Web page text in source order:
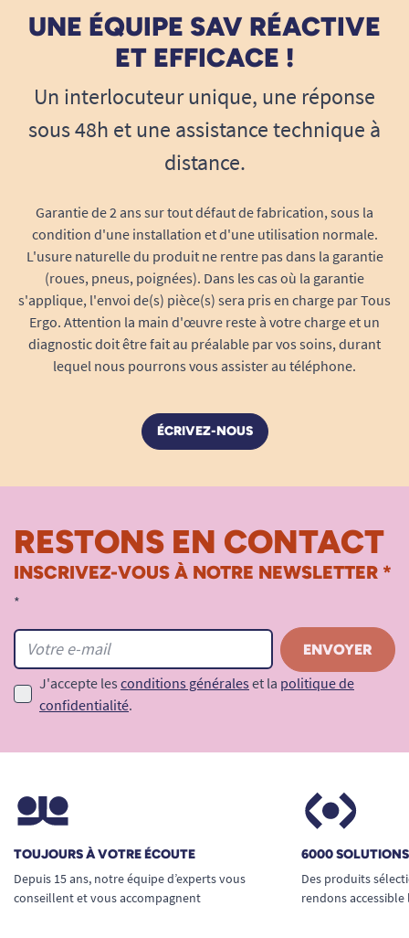
UNE ÉQUIPE SAV RÉACTIVE
ET EFFICACE !
Un interlocuteur unique, une réponse
sous 48h et une assistance technique à
distance.
Garantie de 2 ans sur tout défaut de fabrication, sous la
condition d'une installation et d'une utilisation normale.
L'usure naturelle du produit ne rentre pas dans la garantie
(roues, pneus, poignées). Dans les cas où la garantie
s'applique, l'envoi de(s) pièce(s) sera pris en charge par Tous
Ergo. Attention la main d'œuvre reste à votre charge et un
diagnostic doit être fait au préalable par vos soins, durant
lequel nous pourrons vous assister au téléphone.
ÉCRIVEZ-NOUS
RESTONS EN CONTACT
INSCRIVEZ-VOUS À NOTRE NEWSLETTER *
*
J'accepte les conditions générales et la politique de
confidentialité.
TOUJOURS À VOTRE ÉCOUTE
Depuis 15 ans, notre équipe d’experts vous
conseillent et vous accompagnent
6000
Des produits
rendons